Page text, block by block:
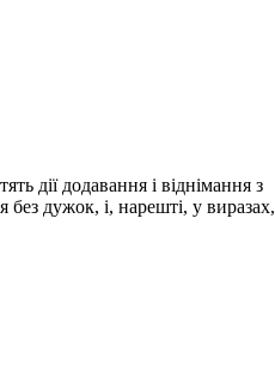
дії додавання і віднімання з
без дужок, і, нарешті, у виразах,